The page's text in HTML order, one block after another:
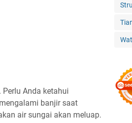
Anda ketahui
banjir saat
air sungai akan meluap.